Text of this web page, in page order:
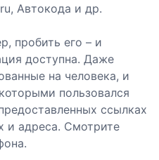
Автокода и др.
пробить его – и
доступна. Даже
на человека, и
пользовался
ссылках
и адреса. Смотрите